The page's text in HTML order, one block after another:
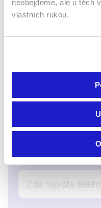
neobejdeme, ale u těch
vlastních rukou.